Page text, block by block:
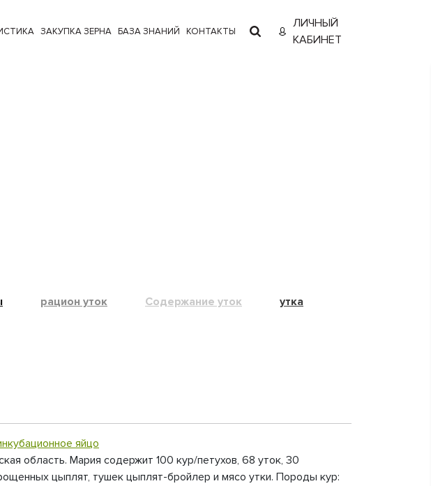
ЗАКУПКА ЗЕРНА БАЗА ЗНАНИЙ КОНТАКТЫ
ЛИЧНЫЙ
КАБИНЕТ
рацион уток Содержание уток
утка
яйцо
область. Мария содержит 100 кур/петухов, 68 уток, 30
цыплят, тушек цыплят-бройлер и мясо утки. Породы кур: